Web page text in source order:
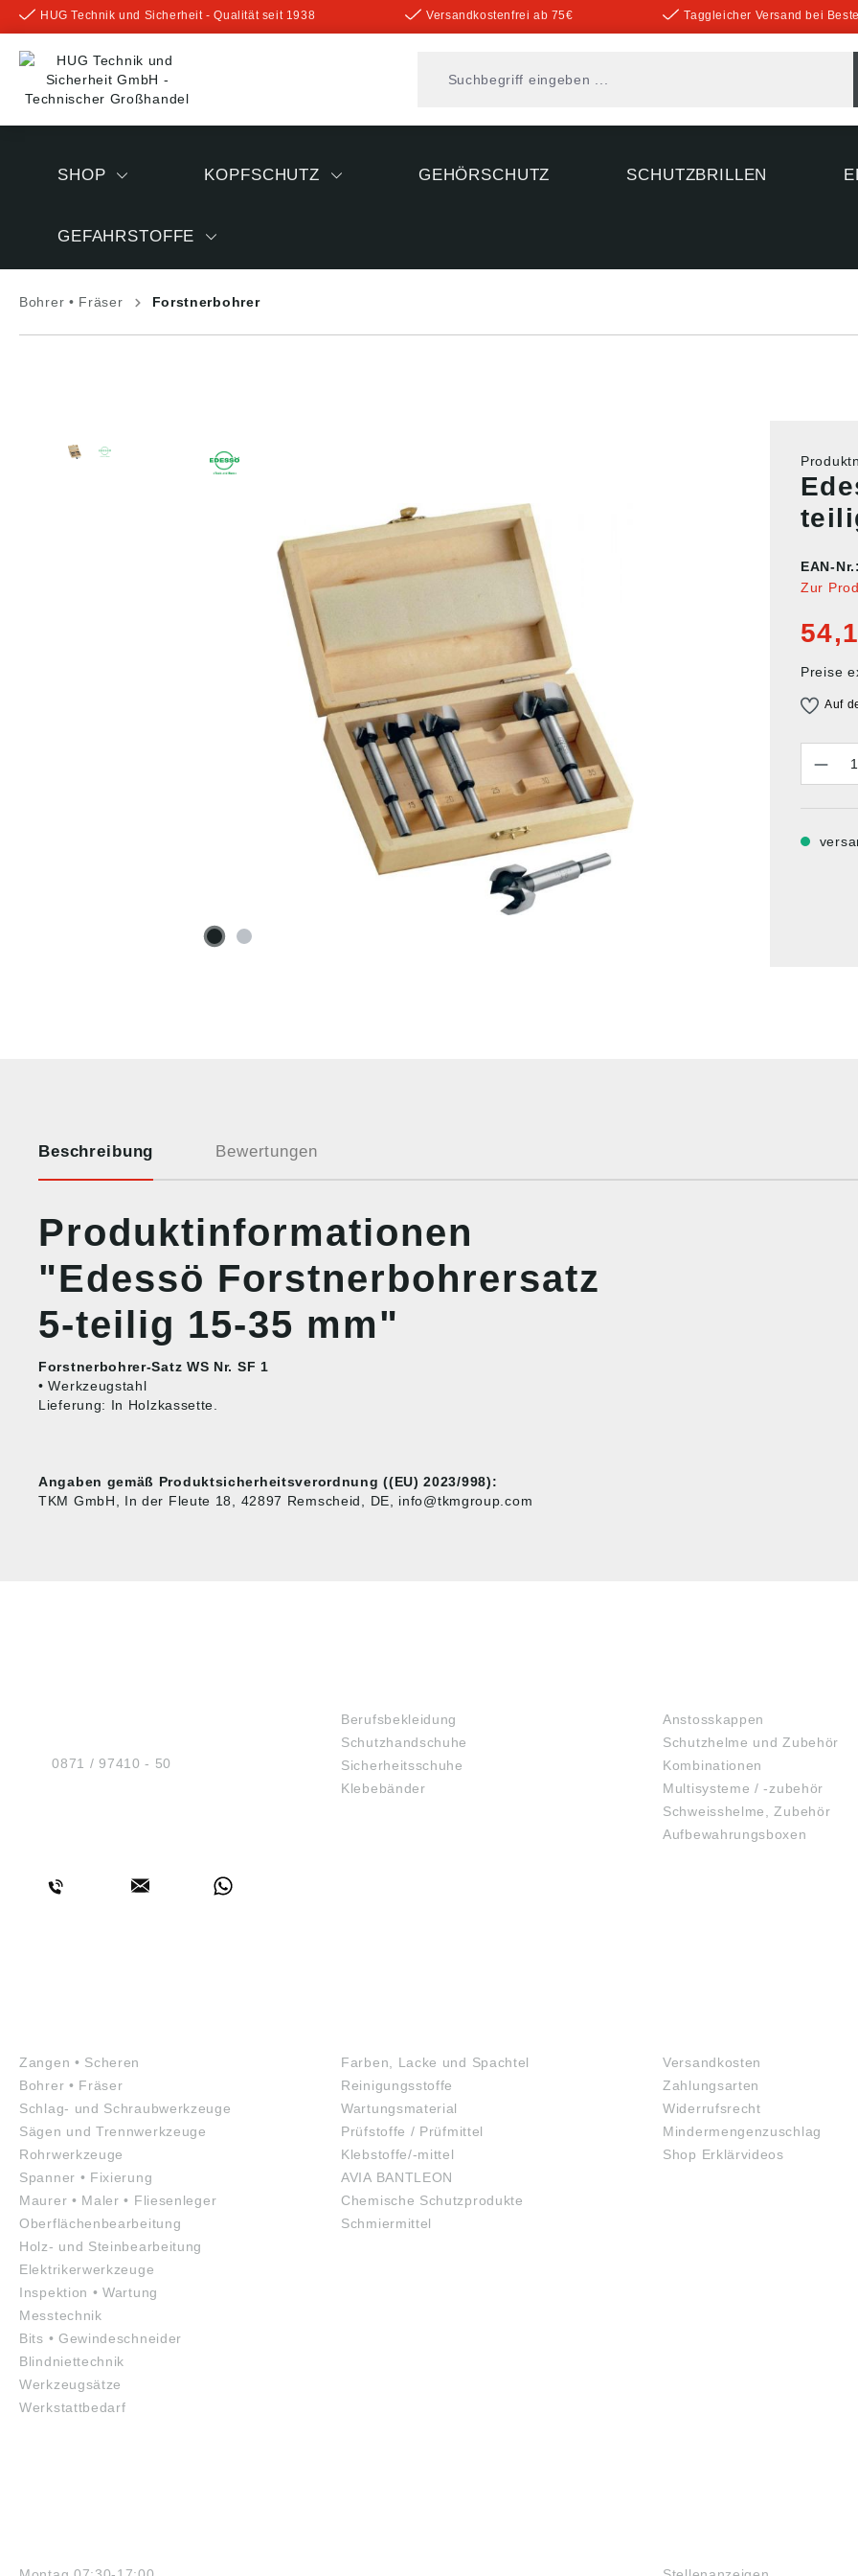
springen
HUG Technik und Sicherheit - Qualität seit 1938 Versandkostenfrei ab 75€ Taggleicher Versand bei
SHOP KOPFSCHUTZ GEHÖRSCHUTZ SCHUTZBRILLEN
GEFAHRSTOFFE
Bohrer • Fräser Forstnerbohrer
EAN-
Zur
Preise
Auf
Beschreibung Bewertungen
Produktinformationen
"Edessö Forstnerbohrersatz
5-teilig 15-35 mm"
Forstnerbohrer-Satz WS Nr. SF 1
• Werkzeugstahl
Lieferung: In Holzkassette.
Angaben gemäß Produktsicherheitsverordnung ((EU) 2023/998):
TKM GmbH, In der Fleute 18, 42897 Remscheid, DE, info@tkmgroup.com
Tel.:0871 / 97410 - 50
Berufsbekleidung
Schutzhandschuhe
Sicherheitsschuhe
Klebebänder
Anstosskappen
Schutzhelme und Zubehör
Kombinationen
Multisysteme / -zubehör
Schweisshelme, Zubehör
Aufbewahrungsboxen
Zangen • Scheren
Bohrer • Fräser
Schlag- und Schraubwerkzeuge
Sägen und Trennwerkzeuge
Rohrwerkzeuge
Spanner • Fixierung
Maurer • Maler • Fliesenleger
Oberflächenbearbeitung
Holz- und Steinbearbeitung
Elektrikerwerkzeuge
Inspektion • Wartung
Messtechnik
Bits • Gewindeschneider
Blindniettechnik
Werkzeugsätze
Werkstattbedarf
Farben, Lacke und Spachtel
Reinigungsstoffe
Wartungsmaterial
Prüfstoffe / Prüfmittel
Klebstoffe/-mittel
AVIA BANTLEON
Chemische Schutzprodukte
Schmiermittel
Versandkosten
Zahlungsarten
Widerrufsrecht
Mindermengenzuschlag
Shop Erklärvideos